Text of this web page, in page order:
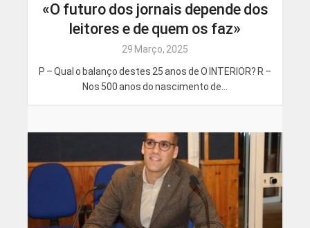
«O futuro dos jornais depende dos
leitores e de quem os faz»
29 Março, 2025
P – Qual o balanço destes 25 anos de O INTERIOR? R –
Nos 500 anos do nascimento de...